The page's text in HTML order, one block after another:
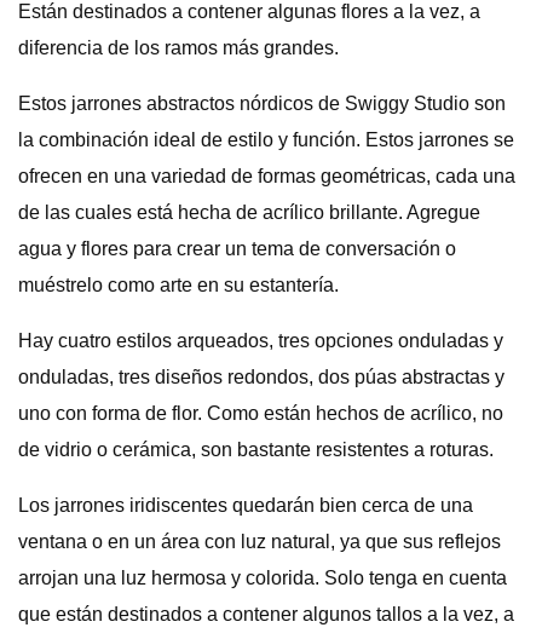
Están destinados a contener algunas flores a la vez, a
diferencia de los ramos más grandes.
Estos jarrones abstractos nórdicos de Swiggy Studio son
la combinación ideal de estilo y función. Estos jarrones se
ofrecen en una variedad de formas geométricas, cada una
de las cuales está hecha de acrílico brillante. Agregue
agua y flores para crear un tema de conversación o
muéstrelo como arte en su estantería.
Hay cuatro estilos arqueados, tres opciones onduladas y
onduladas, tres diseños redondos, dos púas abstractas y
uno con forma de flor. Como están hechos de acrílico, no
de vidrio o cerámica, son bastante resistentes a roturas.
Los jarrones iridiscentes quedarán bien cerca de una
ventana o en un área con luz natural, ya que sus reflejos
arrojan una luz hermosa y colorida. Solo tenga en cuenta
que están destinados a contener algunos tallos a la vez, a